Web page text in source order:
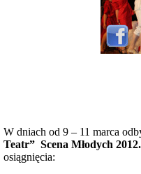
W dniach od 9 – 11 marca
Teatr” Scena Młodych
osiągnięcia: